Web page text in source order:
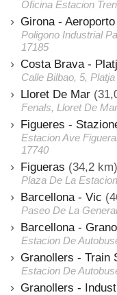
Oficina Estacion
Girona - Aeroporto
Poligono Industrial
17185
Costa Brava -
Calle Bilbao, 5,
Lloret De Mar
Fenals, Lloret De
Figueres -
Estacion Ave
17740
Figueras (34,2 km)
Plaza De La
Barcellona - Vic
Paseo De La
Barcellona -
Estacion De
Granollers - Train
Estacion De
Granollers -